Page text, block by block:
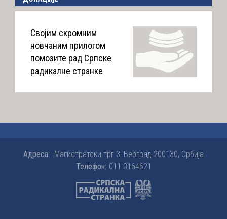
Својим скромним
новчаним прилогом
помозите рад Српске
радикалне странке
Адреса: Магистратски трг 3, Београд 200130, Србија
Телефон: 011 3164621